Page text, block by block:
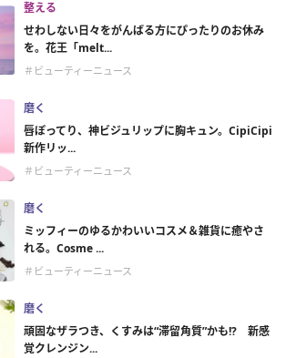
整える
せわしない日々をがんばる方にぴったりのお休み
を。花王「melt...
＃ビューティーニュース
磨く
唇ぽってり、神ビジュリップに胸キュン。CipiCipi
新作リッ...
＃ビューティーニュース
磨く
ミッフィーのゆるかわいいコスメ＆雑貨に癒やさ
れる。Cosme ...
＃ビューティーニュース
磨く
頑固なザラつき、くすみは“滞留角質”かも!? 新感
覚クレンジン...